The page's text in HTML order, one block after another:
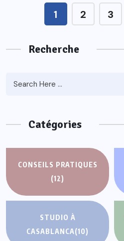
1 2 3
Recherche
Catégories
CONSEILS PRATIQUES
(12)
STUDIO À
CASABLANCA(10)